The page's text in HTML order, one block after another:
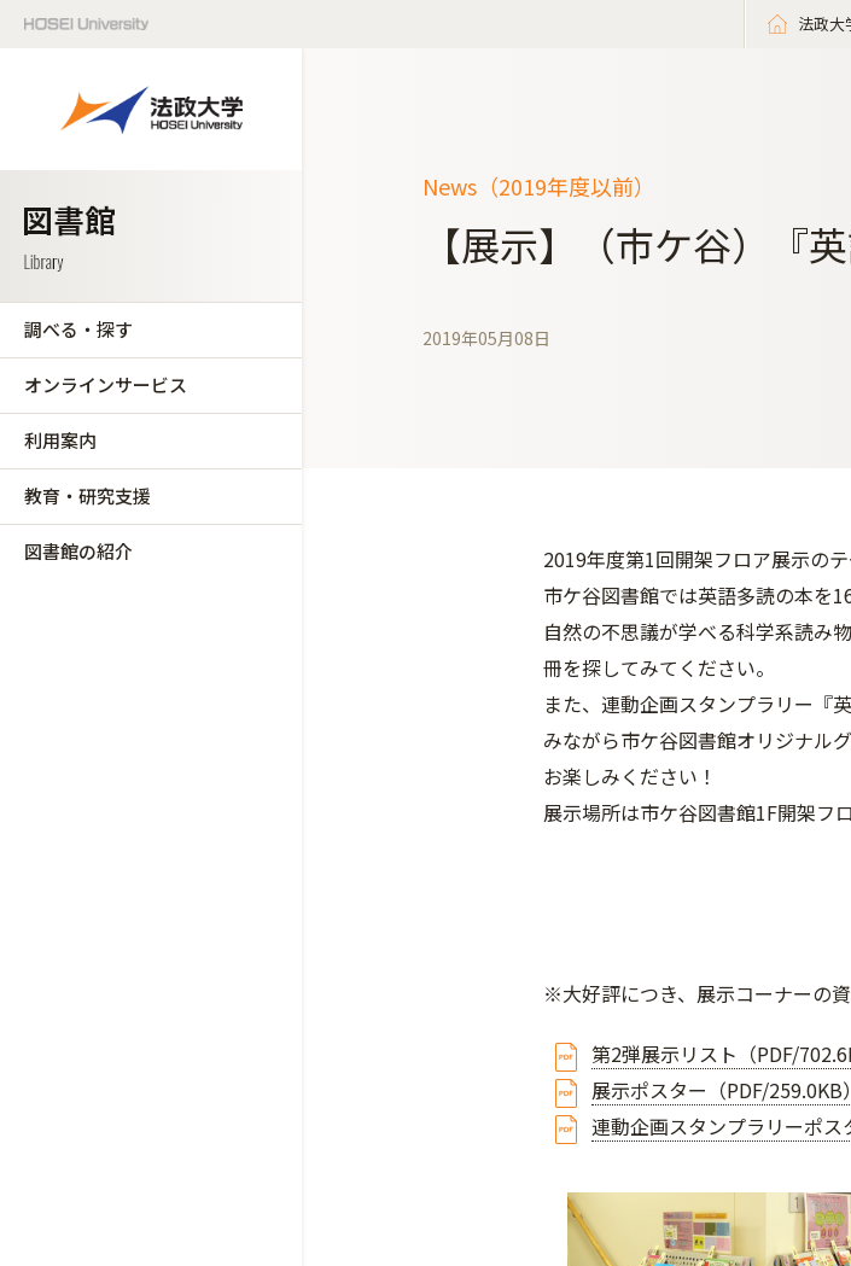
法政大
調べる・探す
オンラインサービス
利用案内
教育・研究支援
図書館の紹介
News（2019年度以前）
【展示】（市ケ谷）『
2019年05月08日
2019年度第1回開架フロア展示の
市ケ谷図書館では英語多読の本を
自然の不思議が学べる科学系読み
冊を探してみてください。
また、連動企画スタンプラリー『
みながら市ケ谷図書館オリジナル
お楽しみください！
展示場所は市ケ谷図書館1F開架フ
※大好評につき、展示コーナーの
第2弾展示リスト（PDF/
展示ポスター（PDF/259.0KB）
連動企画スタンプラリーポス